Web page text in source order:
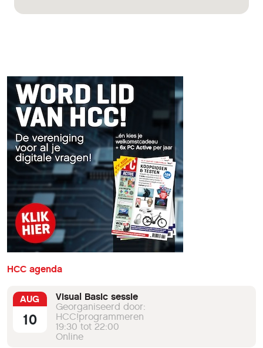
HCC agenda
AUG
10
Visual Basic sessie
Georganiseerd door:
HCC!programmeren
19:30 tot 22:00
Online